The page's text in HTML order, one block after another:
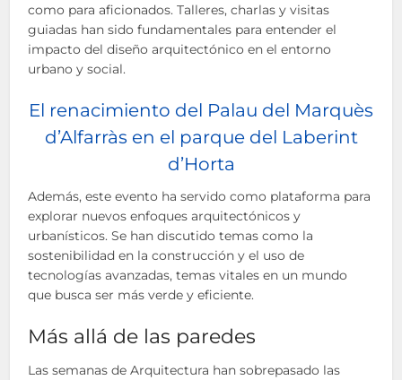
como para aficionados. Talleres, charlas y visitas
guiadas han sido fundamentales para entender el
impacto del diseño arquitectónico en el entorno
urbano y social.
El renacimiento del Palau del Marquès
d’Alfarràs en el parque del Laberint
d’Horta
Además, este evento ha servido como plataforma para
explorar nuevos enfoques arquitectónicos y
urbanísticos. Se han discutido temas como la
sostenibilidad en la construcción y el uso de
tecnologías avanzadas, temas vitales en un mundo
que busca ser más verde y eficiente.
Más allá de las paredes
Las semanas de Arquitectura han sobrepasado las